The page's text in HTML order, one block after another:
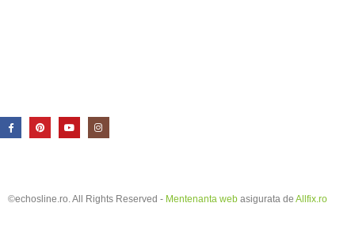
©echosline.ro. All Rights Reserved - Mentenanta web asigurata de Allfix.ro